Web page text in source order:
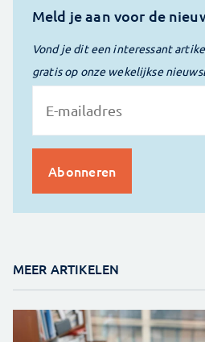
Meld je aan voor de
Vond je dit een interessant
gratis op onze wekelijkse
MEER ARTIKELEN